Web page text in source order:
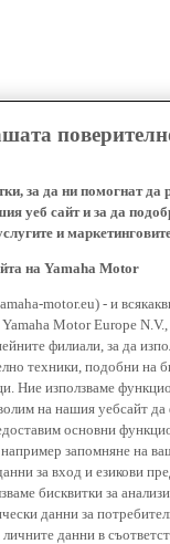
за да ни помогнат да
уеб сайт и за да
и
на Yamaha Motor
motor.eu) - и
Motor Europe N.V.,
филиали, за да
техники, подобни на
Ние използваме
на нашия уебсайт
основни
запомняне на
за вход и езикови
бисквитки за
данни за
данни в